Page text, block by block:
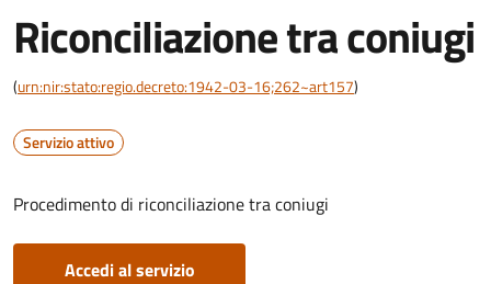
Riconciliazione tra coniugi
(urn:nir:stato:regio.decreto:1942-03-16;262~art157)
Servizio attivo
Procedimento di riconciliazione tra coniugi
Accedi al servizio